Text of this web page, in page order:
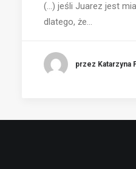
(...) jeśli Juarez jest
dlatego, że…
przez Katarzyna